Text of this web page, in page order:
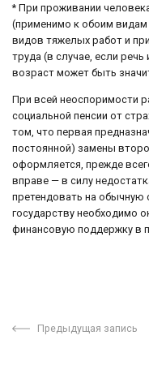
* При проживании
(применимо к обоим
видов тяжелых работ и
труда (в случае, если
возраст может быть
При всей неоспоримости
социальной пенсии от
том, что первая
постоянной) замены
оформляется, прежде
вправе — в силу
претендовать на обычную
государству необходимо
финансовую поддержку в
Предыдущая запись